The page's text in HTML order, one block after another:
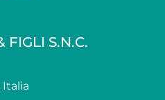
FIGLI S.N.C.
Italia